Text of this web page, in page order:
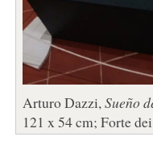
Arturo Dazzi, Sueño
121 x 54 cm; Forte